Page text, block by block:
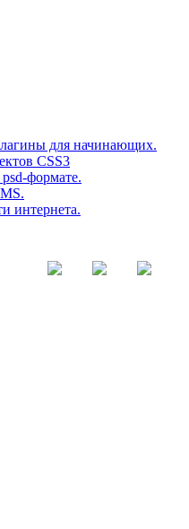
для начинающих.
CSS3
формате.
интернета.
сайта |